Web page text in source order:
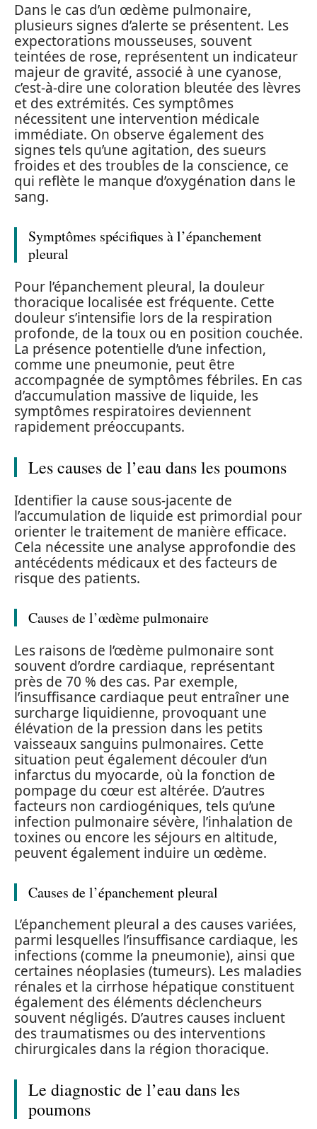
Dans le cas d’un œdème pulmonaire,
plusieurs signes d’alerte se présentent. Les
expectorations mousseuses, souvent
teintées de rose, représentent un indicateur
majeur de gravité, associé à une cyanose,
c’est-à-dire une coloration bleutée des lèvres
et des extrémités. Ces symptômes
nécessitent une intervention médicale
immédiate. On observe également des
signes tels qu’une agitation, des sueurs
froides et des troubles de la conscience, ce
qui reflète le manque d’oxygénation dans le
sang.
Symptômes spécifiques à l’épanchement
pleural
Pour l’épanchement pleural, la douleur
thoracique localisée est fréquente. Cette
douleur s’intensifie lors de la respiration
profonde, de la toux ou en position couchée.
La présence potentielle d’une infection,
comme une pneumonie, peut être
accompagnée de symptômes fébriles. En cas
d’accumulation massive de liquide, les
symptômes respiratoires deviennent
rapidement préoccupants.
Les causes de l’eau dans les poumons
Identifier la cause sous-jacente de
l’accumulation de liquide est primordial pour
orienter le traitement de manière efficace.
Cela nécessite une analyse approfondie des
antécédents médicaux et des facteurs de
risque des patients.
Causes de l’œdème pulmonaire
Les raisons de l’œdème pulmonaire sont
souvent d’ordre cardiaque, représentant
près de 70 % des cas. Par exemple,
l’insuffisance cardiaque peut entraîner une
surcharge liquidienne, provoquant une
élévation de la pression dans les petits
vaisseaux sanguins pulmonaires. Cette
situation peut également découler d’un
infarctus du myocarde, où la fonction de
pompage du cœur est altérée. D’autres
facteurs non cardiogéniques, tels qu’une
infection pulmonaire sévère, l’inhalation de
toxines ou encore les séjours en altitude,
peuvent également induire un œdème.
Causes de l’épanchement pleural
L’épanchement pleural a des causes variées,
parmi lesquelles l’insuffisance cardiaque, les
infections (comme la pneumonie), ainsi que
certaines néoplasies (tumeurs). Les maladies
rénales et la cirrhose hépatique constituent
également des éléments déclencheurs
souvent négligés. D’autres causes incluent
des traumatismes ou des interventions
chirurgicales dans la région thoracique.
Le diagnostic de l’eau dans les
poumons